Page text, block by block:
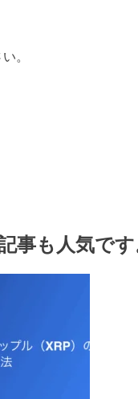
。
事も人気です